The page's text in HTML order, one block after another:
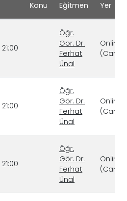
Konu Eğitmen Yer
Öğr.
Gör. Dr.
Ferhat
Ünal
Online
(Canlı)
Öğr.
Gör. Dr.
Ferhat
Ünal
Online
(Canlı)
Öğr.
Gör. Dr.
Ferhat
Ünal
Online
(Canlı)